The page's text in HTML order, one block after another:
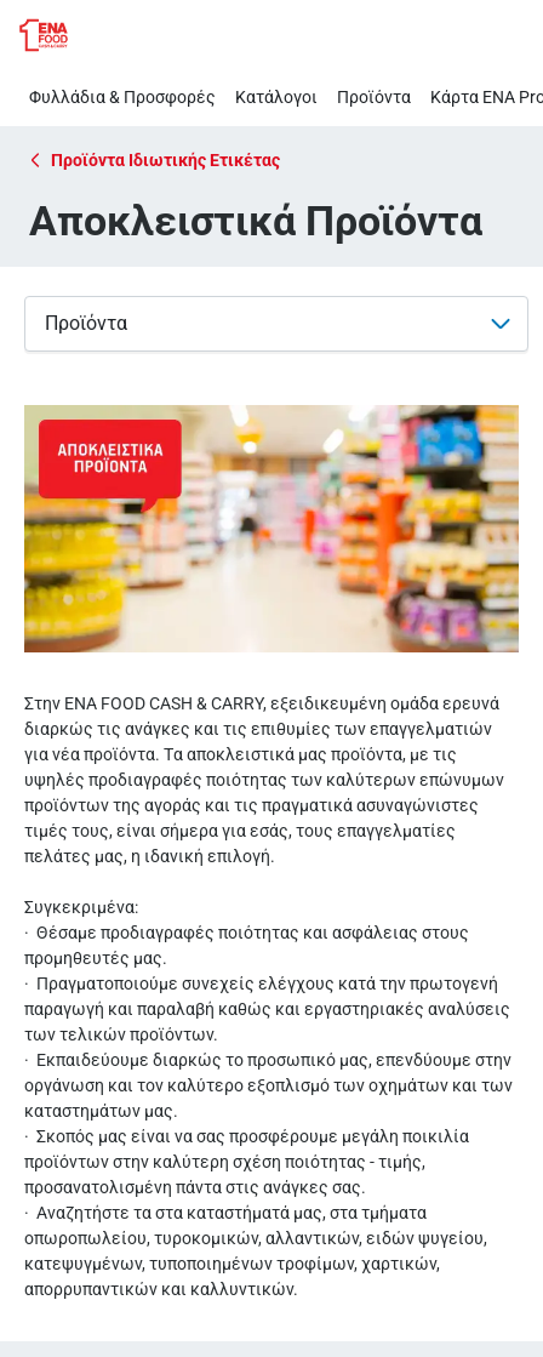
Παράλειψη
Αποκλειστικά
Προϊόντα
Φυλλάδια & Προσφορές Κατάλογοι Προϊόντα Κάρτα ΕΝΑ
Προϊόντα Ιδιωτικής Ετικέτας
Αποκλειστικά Προϊόντα
Προϊόντα
Στην ΕΝΑ FOOD CASH & CARRY, εξειδικευμένη ομάδα ερευνά
διαρκώς τις ανάγκες και τις επιθυμίες των επαγγελματιών
για νέα προϊόντα. Tα αποκλειστικά μας προϊόντα, με τις
υψηλές προδιαγραφές ποιότητας των καλύτερων επώνυμων
προϊόντων της αγοράς και τις πραγματικά ασυναγώνιστες
τιμές τους, είναι σήμερα για εσάς, τους επαγγελματίες
πελάτες μας, η ιδανική επιλογή.
Συγκεκριμένα:
· Θέσαμε προδιαγραφές ποιότητας και ασφάλειας στους
προμηθευτές μας.
· Πραγματοποιούμε συνεχείς ελέγχους κατά την πρωτογενή
παραγωγή και παραλαβή καθώς και εργαστηριακές αναλύσεις
των τελικών προϊόντων.
· Εκπαιδεύουμε διαρκώς το προσωπικό μας, επενδύουμε στην
οργάνωση και τον καλύτερο εξοπλισμό των οχημάτων και των
καταστημάτων μας.
· Σκοπός μας είναι να σας προσφέρουμε μεγάλη ποικιλία
προϊόντων στην καλύτερη σχέση ποιότητας - τιμής,
προσανατολισμένη πάντα στις ανάγκες σας.
· Αναζητήστε τα στα καταστήματά μας, στα τμήματα
οπωροπωλείου, τυροκομικών, αλλαντικών, ειδών ψυγείου,
κατεψυγμένων, τυποποιημένων τροφίμων, χαρτικών,
απορρυπαντικών και καλλυντικών.